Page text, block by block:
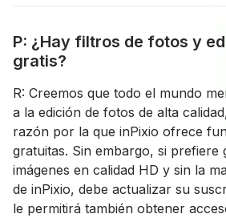
P: ¿Hay filtros de fotos y
gratis?
R: Creemos que todo el mundo
a la edición de fotos de alta
razón por la que inPixio ofrece
gratuitas. Sin embargo, si prefiere
imágenes en calidad HD y sin la
de inPixio, debe actualizar su
le permitirá también obtener